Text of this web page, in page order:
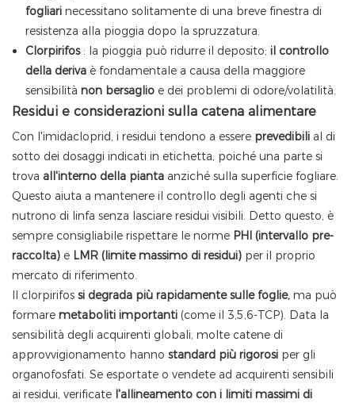
fogliarinecessitano solitamente di una breve finestra di
resistenza alla pioggia dopo la spruzzatura.
Clorpirifos: la pioggia può ridurre il deposito; il controllo
della derivaè fondamentale a causa della maggiore
sensibilità non bersaglioe dei problemi di odore/volatilità.
Residui e considerazioni sulla catena alimentare
Con l'imidacloprid, i residui tendono a essere prevedibili al di
sotto dei dosaggi indicati in etichetta, poiché una parte si
trova all'interno della pianta anziché sulla superficie fogliare.
Questo aiuta a mantenere il controllo degli agenti che si
nutrono di linfa senza lasciare residui visibili. Detto questo, è
sempre consigliabile rispettare le norme PHI (intervallo pre-
raccolta) e LMR (limite massimo di residui) per il proprio
mercato di riferimento.
Il clorpirifos si degrada più rapidamente sulle foglie, ma può
formare metaboliti importanti (come il 3,5,6-TCP). Data la
sensibilità degli acquirenti globali, molte catene di
approvvigionamento hanno standard più rigorosi per gli
organofosfati. Se esportate o vendete ad acquirenti sensibili
ai residui, verificate l'allineamento con i limiti massimi di